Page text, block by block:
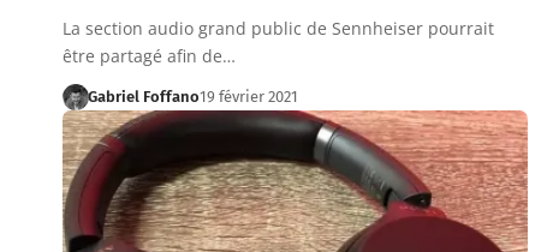
La section audio grand public de Sennheiser pourrait
être partagé afin de…
Gabriel Foffano19 février 2021